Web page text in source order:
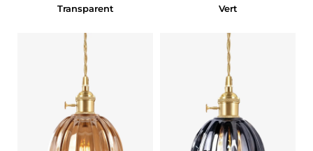
Transparent Vert